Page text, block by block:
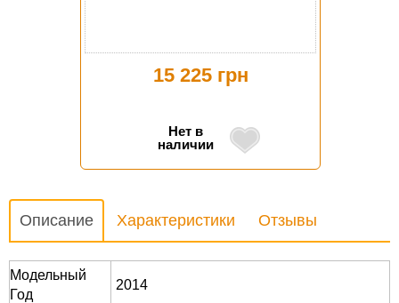
15 225 грн
Нет в
наличии
Описание Характеристики Отзывы
Модельный
Год
2014